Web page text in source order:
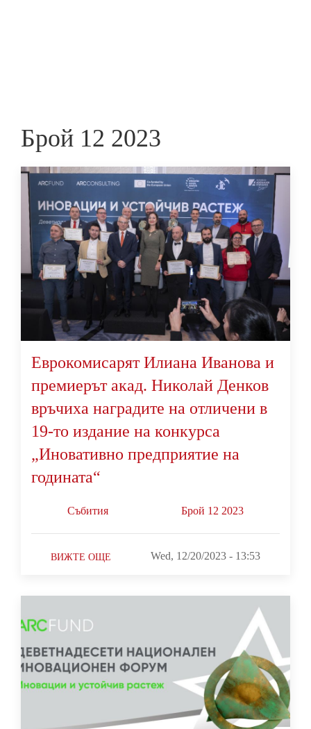
Брой 12 2023
Еврокомисарят Илиана Иванова и
премиерът акад. Николай Денков
връчиха наградите на отличени в
19-то издание на конкурса
„Иновативно предприятие на
годината“
Събития Брой 12 2023
ВИЖТЕ ОЩЕ Wed, 12/20/2023 - 13:53